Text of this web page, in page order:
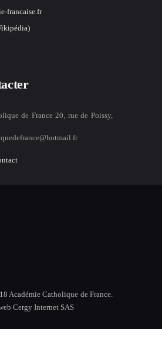
francaise.fr
de France 20, rue de Poissy,
Académie Catholique de France.
Cergy Internet SAS